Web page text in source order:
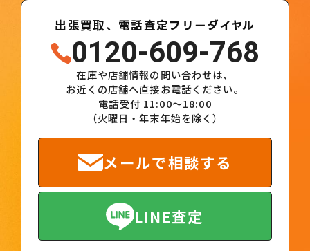
出張買取、電話査定フリーダイヤル
0120-609-768
在庫や店舗情報の問い合わせは、
お近くの店舗へ直接お電話ください。
電話受付 11:00～18:00
（火曜日・年末年始を除く）
メールで相談する
LINE査定